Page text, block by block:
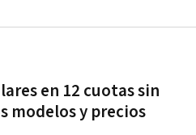
en 12 cuotas sin
modelos y precios